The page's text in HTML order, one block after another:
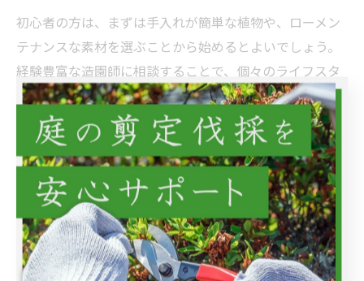
初心者の方は、まずは手入れが簡単な植物や、ローメン
テナンスな素材を選ぶことから始めるとよいでしょう。
経験豊富な造園師に相談することで、個々のライフスタ
イルや希望に合った効率的な庭づくりのアドバイスを受
けることができます。
スマート機器と造園手法の最適な組み合わせ
近年注目されているのが、造園とスマートホーム機器の
連携による庭管理の効率化です。自動潅水システムやス
マート照明、気象センサーなどの機器を導入すること
で、植物の生育状況や天候に応じた自動管理が可能にな